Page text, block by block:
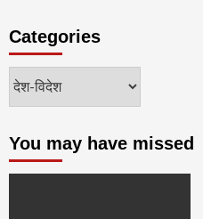
Categories
Categories
You may have missed